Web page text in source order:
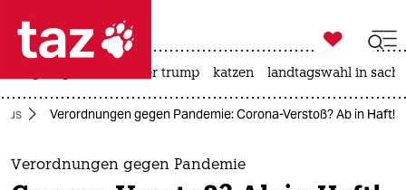
 taz zahl ich
taz zahl ich
themen

taz zahl ich
usa unter trump katzen landtagswahl in
Verordnungen gegen Pandemie: Corona-Verstoß? Ab in Haft!
Verordnungen gegen Pandemie